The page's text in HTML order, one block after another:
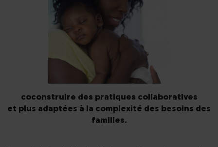
coconstruire des pratiques collaboratives
et plus adaptées à la complexité des besoins des
familles.